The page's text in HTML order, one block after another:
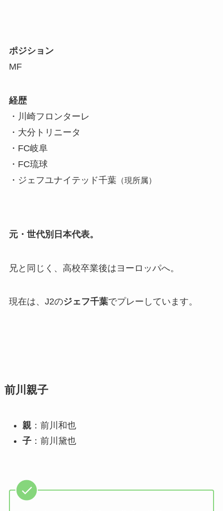
ポジション
MF
経歴
・川崎フロンターレ
・大分トリニータ
・FC岐阜
・FC琉球
・ジェフユナイテッド千葉（現所属）
元・世代別日本代表。
兄と同じく、高校卒業後はヨーロッパへ。
現在は、J2のジェフ千葉でプレーしています。
前川親子
親：前川和也
子：前川黛也